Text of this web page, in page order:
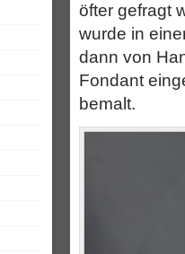
öfter gefragt
wurde in
dann von
Fondant
bemalt.